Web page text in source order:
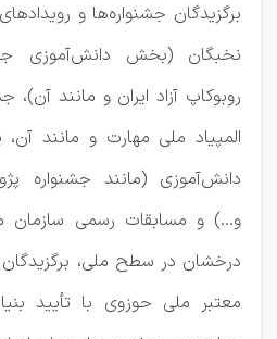
برگزیدگان جشنواره‌ها و
نخبگان (بخش دانش‌آموزی
روبوکاپ آزاد ایران و مانند
المپیاد ملی مهارت و مانند
‌دانش‌آموزی (مانند جشنواره
و...) و مسابقات رسمی سازمان
درخشان در سطح ملی،
معتبر ملی حوزوی با تأیید